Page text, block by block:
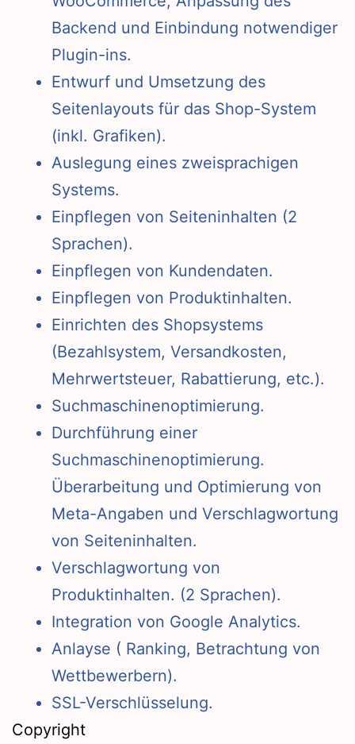
Backend und Einbindung notwendiger
Plugin-ins.
Entwurf und Umsetzung des
Seitenlayouts für das Shop-System
(inkl. Grafiken).
Auslegung eines zweisprachigen
Systems.
Einpflegen von Seiteninhalten (2
Sprachen).
Einpflegen von Kundendaten.
Einpflegen von Produktinhalten.
Einrichten des Shopsystems
(Bezahlsystem, Versandkosten,
Mehrwertsteuer, Rabattierung, etc.).
Suchmaschinenoptimierung.
Durchführung einer
Suchmaschinenoptimierung.
Überarbeitung und Optimierung von
Meta-Angaben und Verschlagwortung
von Seiteninhalten.
Verschlagwortung von
Produktinhalten. (2 Sprachen).
Integration von Google Analytics.
Anlayse ( Ranking, Betrachtung von
Wettbewerbern).
SSL-Verschlüsselung.
Copyright